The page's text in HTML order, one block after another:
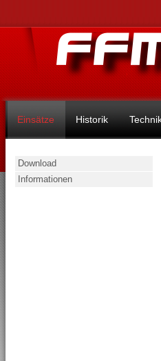
Einsätze Historik
Download
Informationen